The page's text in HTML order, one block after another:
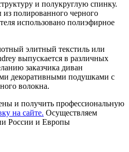
и полукруглую спинку.
полированного черного
использовано полиэфирное
элитный текстиль или
выпускается в различных
заказчика диван
декоративными подушками с
волокна.
и получить профессиональную
на сайте. Осуществляем
России и Европы